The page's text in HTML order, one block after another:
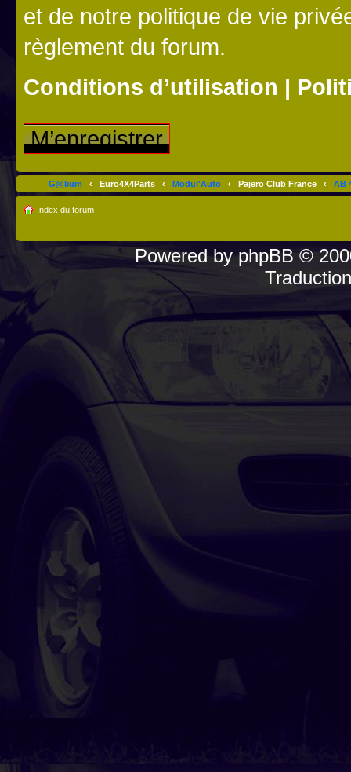
et de notre politique de vie
règlement du forum.
Conditions d’utilisation |
M’enregistrer
G@lium ‹ Euro4X4Parts ‹ Modul'Auto ‹ Pajero Club France ‹ AB
Index du forum
Powered byphpBB©